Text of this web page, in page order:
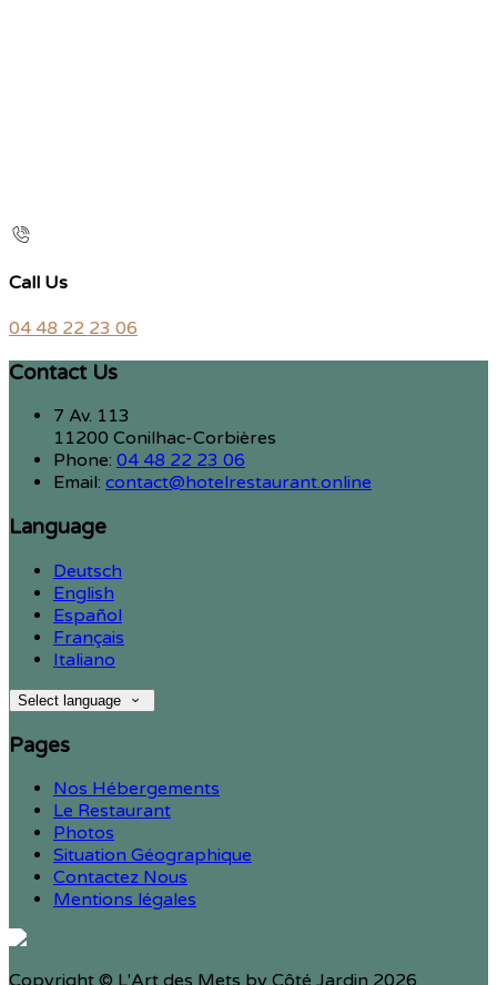
Call Us
04 48 22 23 06
Contact Us
7 Av. 113
11200 Conilhac-Corbières
Phone: 04 48 22 23 06
Email: contact@hotelrestaurant.online
Language
Deutsch
English
Español
Français
Italiano
Select language
Pages
Nos Hébergements
Le Restaurant
Photos
Situation Géographique
Contactez Nous
Mentions légales